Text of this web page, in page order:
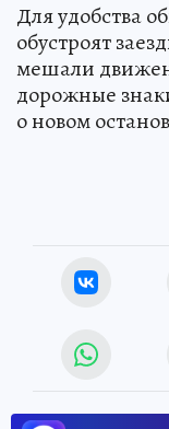
Для удобства
обустроят
мешали
дорожные
о новом